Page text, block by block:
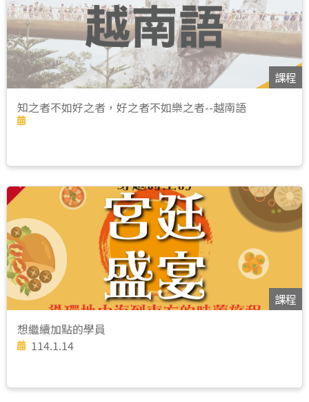
課程
知之者不如好之者，好之者不如樂之者--越南語
課程
想繼續加點的學員
114.1.14